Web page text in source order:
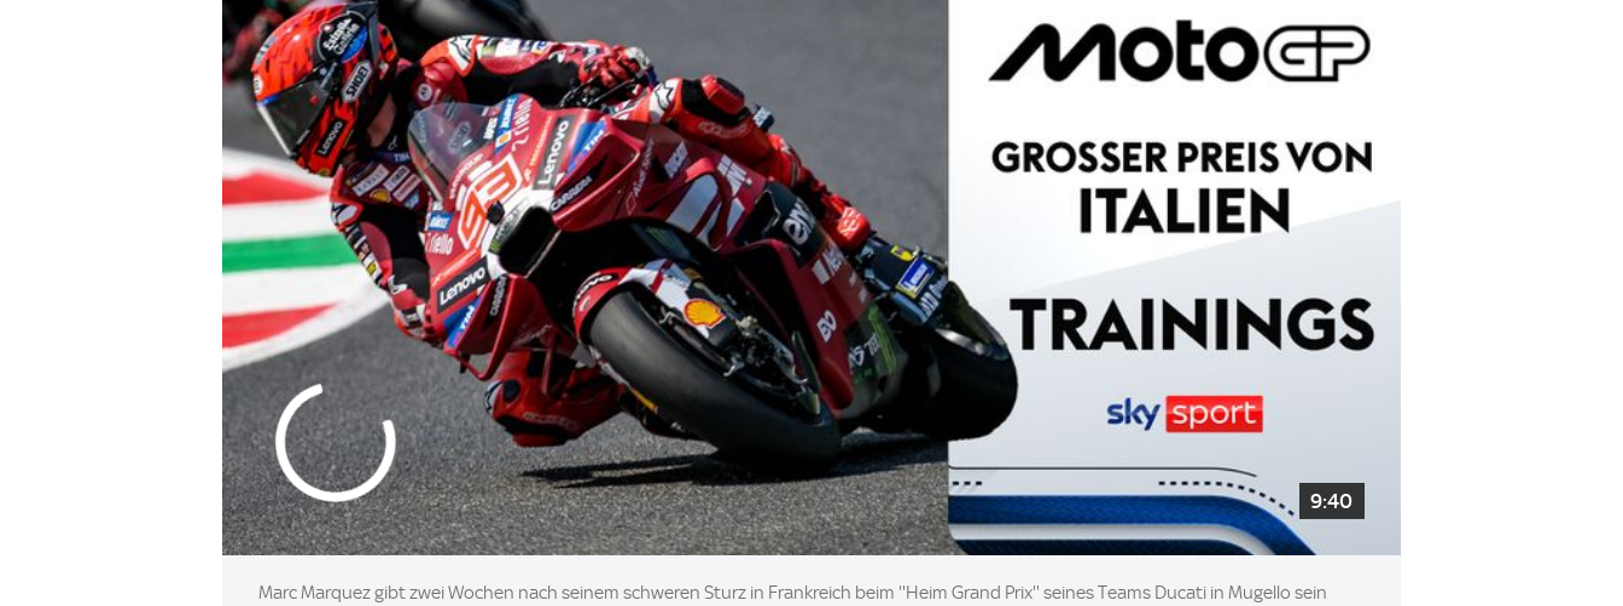
9:40
Marc Marquez gibt zwei Wochen nach seinem schweren Sturz in Frankreich beim ''Heim Grand Prix'' seines Teams Ducati in Mugello sein